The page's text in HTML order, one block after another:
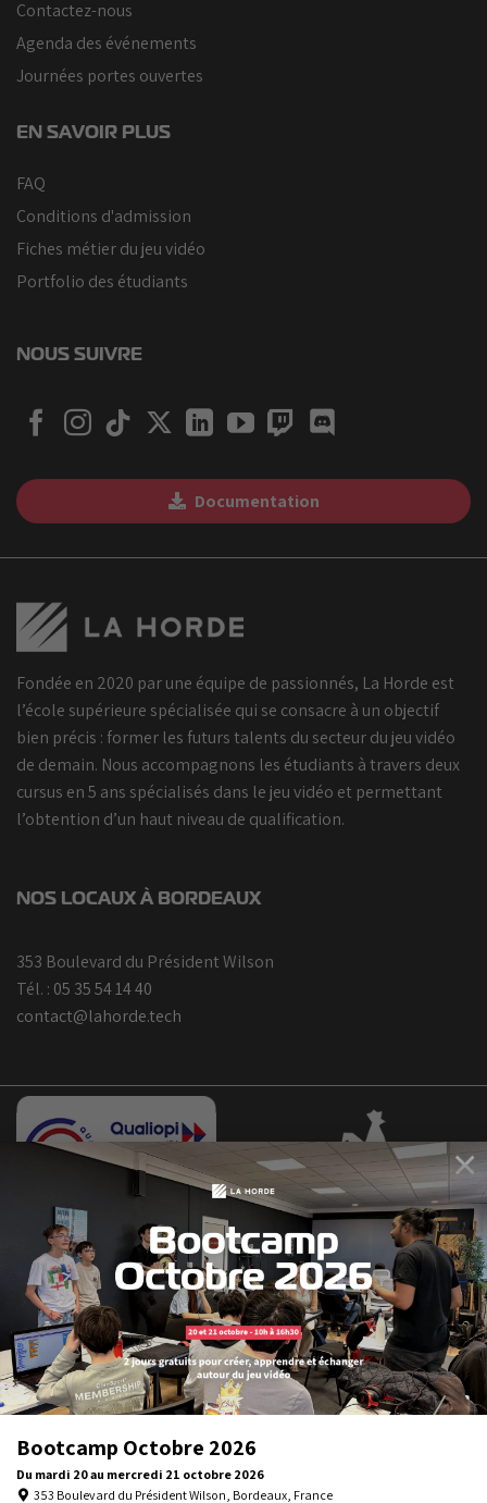
Bootcamp
Bootcamp Octobre 2026
Du mardi 20au mercredi 21 octobre 2026
353 Boulevard du Président Wilson, Bordeaux, France
×
Contactez-nous
Agenda des événements
Journées portes ouvertes
EN SAVOIR PLUS
FAQ
Conditions d'admission
Fiches métier du jeu vidéo
Portfolio des étudiants
NOUS SUIVRE
Documentation
Fondée en 2020 par une équipe de passionnés, La Horde est
l’école supérieure spécialisée qui se consacre à un objectif
bien précis : former les futurs talents du secteur du jeu vidéo
de demain. Nous accompagnons les étudiants à travers deux
cursus en 5 ans spécialisés dans le jeu vidéo et permettant
l’obtention d’un haut niveau de qualification.
NOS LOCAUX À BORDEAUX
353 Boulevard du Président Wilson
Tél. : 05 35 54 14 40
contact@lahorde.tech